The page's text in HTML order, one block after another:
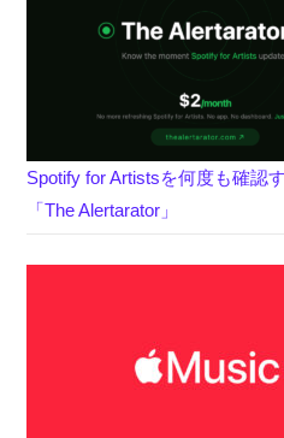
Spotify for Artistsを何度も確認
「The Alertarator」